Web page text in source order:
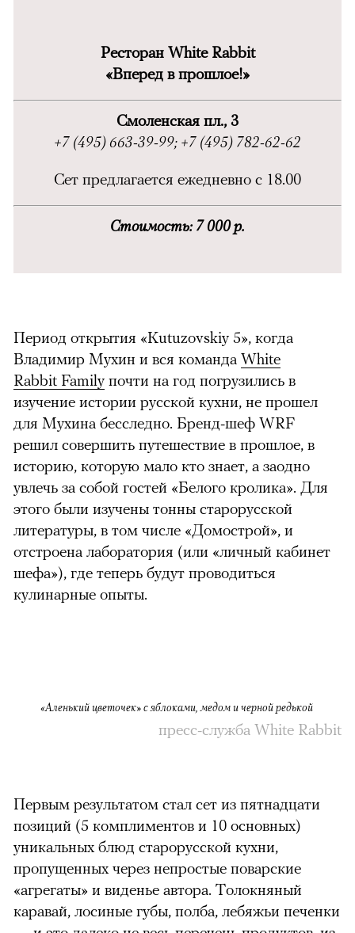
Ресторан White Rabbit
«Вперед в прошлое!»
Смоленская пл., 3
+7 (495) 663-39-99; +7 (495) 782-62-62
Сет предлагается ежедневно с 18.00
Стоимость: 7 000 р.
Период открытия «Kutuzovskiy 5», когда
Владимир Мухин и вся команда White
Rabbit Family почти на год погрузились в
изучение истории русской кухни, не прошел
для Мухина бесследно. Бренд-шеф WRF
решил совершить путешествие в прошлое, в
историю, которую мало кто знает, а заодно
увлечь за собой гостей «Белого кролика». Для
этого были изучены тонны старорусской
литературы, в том числе «Домострой», и
отстроена лаборатория (или «личный кабинет
шефа»), где теперь будут проводиться
кулинарные опыты.
«Аленький цветочек» с яблоками, медом и черной редькой
пресс-служба White Rabbit
Первым результатом стал сет из пятнадцати
позиций (5 комплиментов и 10 основных)
уникальных блюд старорусской кухни,
пропущенных через непростые поварские
«агрегаты» и виденье автора. Толокняный
каравай, лосиные губы, полба, лебяжьи печенки